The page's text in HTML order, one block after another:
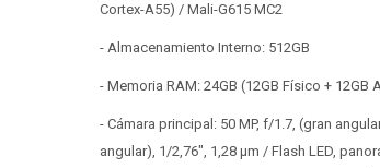
Cortex-A55) / Mali-G615 MC2
- Almacenamiento Interno: 512GB
- Memoria RAM: 24GB (12GB Físico + 12GB
- Cámara principal: 50 MP, f/1.7, (gran
angular), 1/2,76", 1,28 µm / Flash LED,